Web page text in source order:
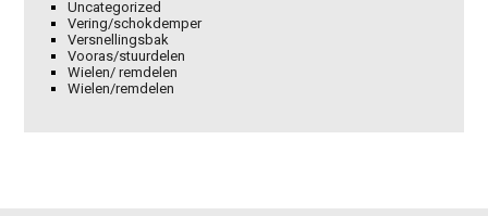
Uncategorized
Vering/schokdemper
Versnellingsbak
Vooras/stuurdelen
Wielen/ remdelen
Wielen/remdelen